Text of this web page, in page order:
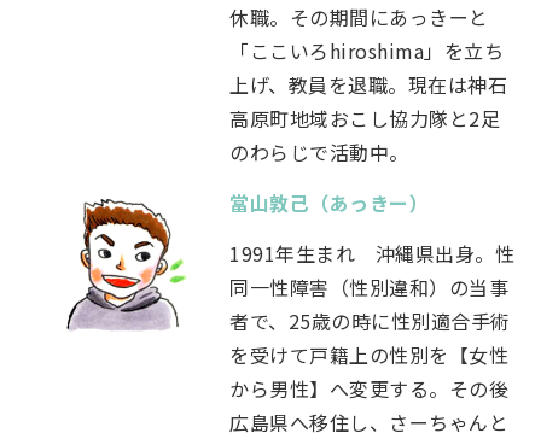
休職。その期間にあっきーと
「ここいろhiroshima」を立ち
上げ、教員を退職。現在は神石
高原町地域おこし協力隊と2足
のわらじで活動中。
當山敦己（あっきー）
1991年生まれ 沖縄県出身。性
同一性障害（性別違和）の当事
者で、25歳の時に性別適合手術
を受けて戸籍上の性別を【女性
から男性】へ変更する。その後
広島県へ移住し、さーちゃんと